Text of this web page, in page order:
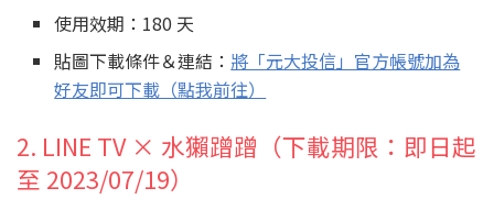
使用效期：180 天
貼圖下載條件＆連結： 將「元大投信」官方帳號加為
好友即可下載（點我前往）
2. LINE TV × 水獺蹭蹭（下載期限：即日起
至 2023/07/19）